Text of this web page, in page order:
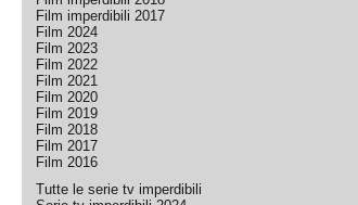
Film imperdibili 2017
Film 2024
Film 2023
Film 2022
Film 2021
Film 2020
Film 2019
Film 2018
Film 2017
Film 2016
Tutte le serie tv imperdibili